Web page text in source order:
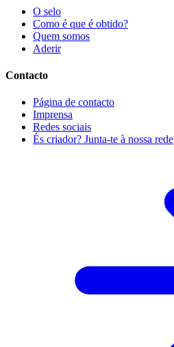
O selo
Como é que é obtido?
Quem somos
Aderir
Contacto
Página de contacto
Imprensa
Redes sociais
És criador? Junta-te à nossa rede